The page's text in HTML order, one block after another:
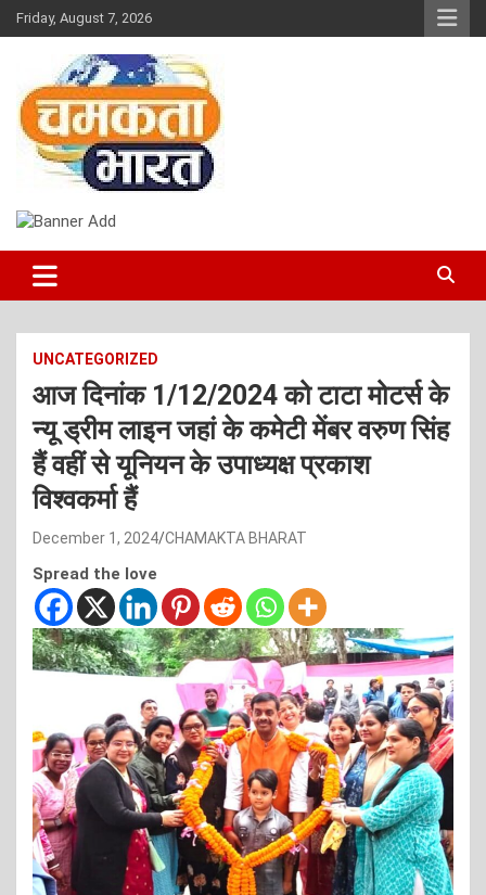
Skip
to
Friday, August 7, 2026
CHAMAKTA BHARAT
UNCATEGORIZED
आज दिनांक 1/12/2024 को टाटा मोटर्स के
न्यू ड्रीम लाइन जहां के कमेटी मेंबर वरुण सिंह
हैं वहीं से यूनियन के उपाध्यक्ष प्रकाश
विश्वकर्मा हैं
December 1, 2024 CHAMAKTA BHARAT
Spread the love